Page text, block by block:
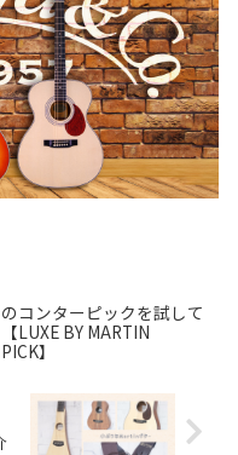
コンターピックを試して
LUXE BY MARTIN
】